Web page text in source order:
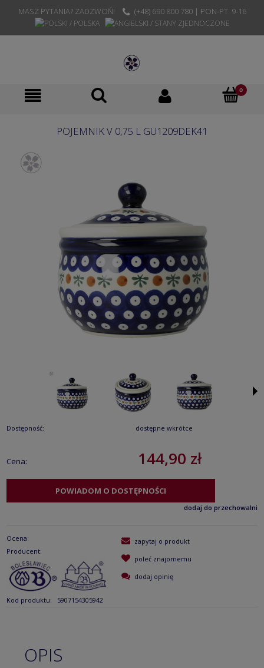
MASZ PYTANIA? ZADZWOŃ! (+48) 690 800 780 | PON-PT. 9-16
POJEMNIK V 0,75 L GU1209DEK41
Dostępność: dostępne wkrótce
Cena: 144,90 zł
POWIADOM O DOSTĘPNOŚCI
dodaj do przechowalni
Ocena:
Producent:
Kod produktu: 5907154305942
zapytaj o produkt
poleć znajomemu
dodaj opinię
OPIS